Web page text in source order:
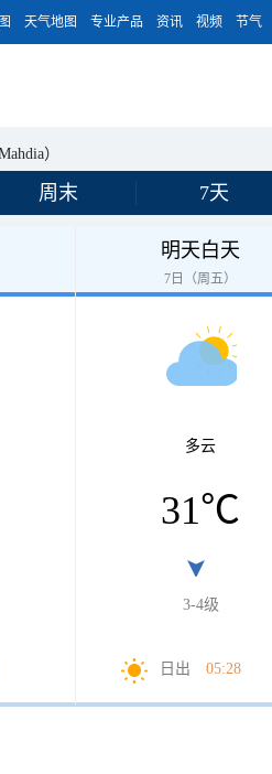
天气地图 专业产品 资讯 视频 节气
）
周末 7天
明天白天
7日（周五）
多云
31℃
3-4级
日出 05:28